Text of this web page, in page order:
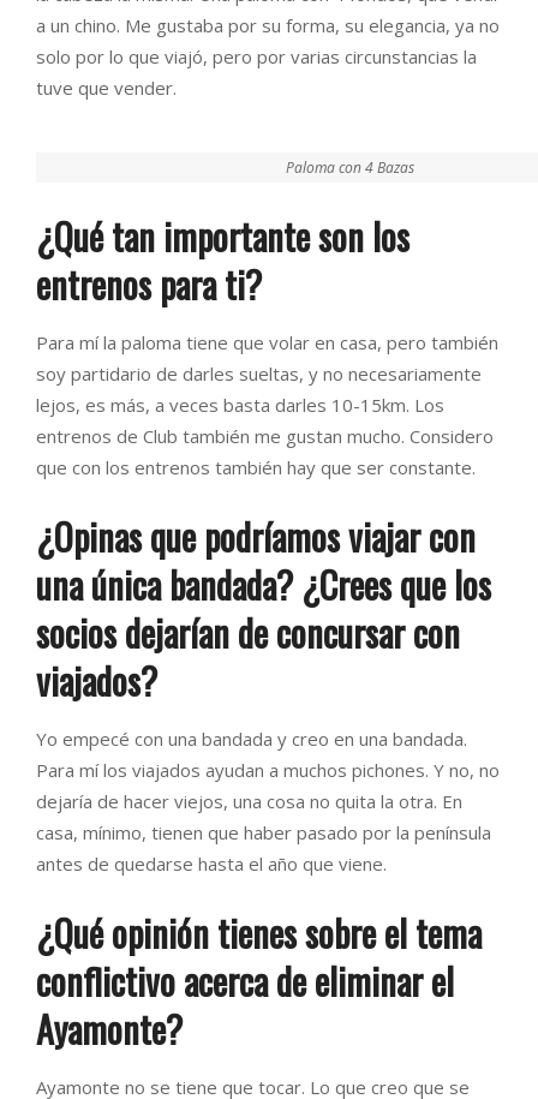
a un chino. Me gustaba por su forma, su elegancia, ya no
solo por lo que viajó, pero por varias circunstancias la
tuve que vender.
Paloma con 4 Bazas
¿Qué tan importante son los
entrenos para ti?
Para mí la paloma tiene que volar en casa, pero también
soy partidario de darles sueltas, y no necesariamente
lejos, es más, a veces basta darles 10-15km. Los
entrenos de Club también me gustan mucho. Considero
que con los entrenos también hay que ser constante.
¿Opinas que podríamos viajar con
una única bandada? ¿Crees que los
socios dejarían de concursar con
viajados?
Yo empecé con una bandada y creo en una bandada.
Para mí los viajados ayudan a muchos pichones. Y no, no
dejaría de hacer viejos, una cosa no quita la otra. En
casa, mínimo, tienen que haber pasado por la península
antes de quedarse hasta el año que viene.
¿Qué opinión tienes sobre el tema
conflictivo acerca de eliminar el
Ayamonte?
Ayamonte no se tiene que tocar. Lo que creo que se